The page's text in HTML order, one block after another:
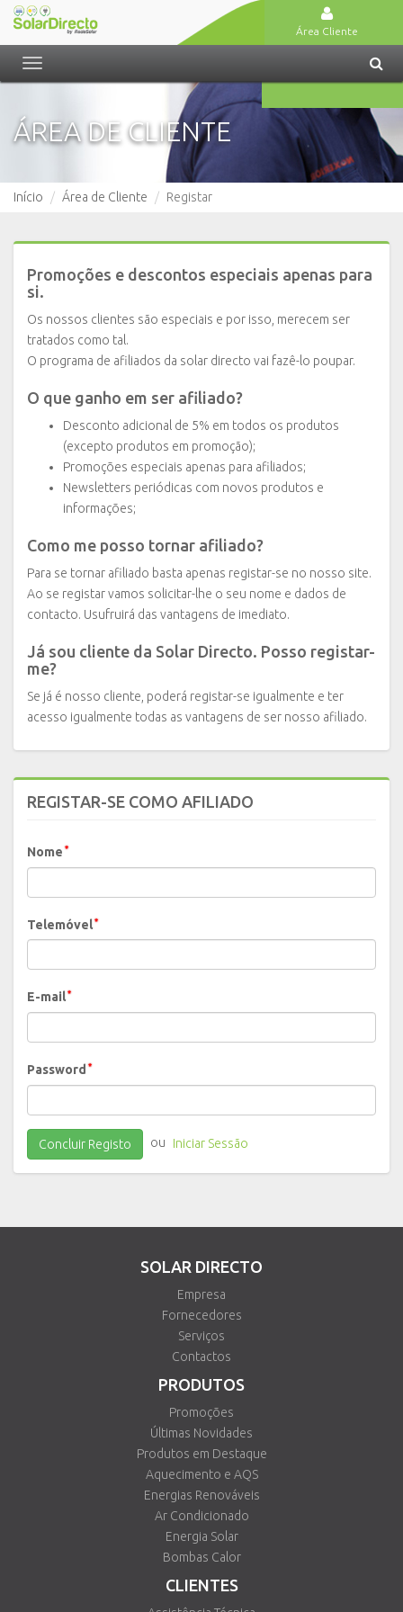
Área Cliente
Toggle
navigation
ÁREA DE CLIENTE
Início Área de Cliente Registar
Promoções e descontos especiais apenas para
si.
Os nossos clientes são especiais e por isso, merecem ser
tratados como tal.
O programa de afiliados da solar directo vai fazê-lo poupar.
O que ganho em ser afiliado?
Desconto adicional de 5% em todos os produtos
(excepto produtos em promoção);
Promoções especiais apenas para afiliados;
Newsletters periódicas com novos produtos e
informações;
Como me posso tornar afiliado?
Para se tornar afiliado basta apenas registar-se no nosso site.
Ao se registar vamos solicitar-lhe o seu nome e dados de
contacto. Usufruirá das vantagens de imediato.
Já sou cliente da Solar Directo. Posso registar-
me?
Se já é nosso cliente, poderá registar-se igualmente e ter
acesso igualmente todas as vantagens de ser nosso afiliado.
REGISTAR-SE COMO AFILIADO
Nome
Telemóvel
E-mail
Password
Concluir Registo ou Iniciar Sessão
SOLAR DIRECTO
Empresa
Fornecedores
Serviços
Contactos
PRODUTOS
Promoções
Últimas Novidades
Produtos em Destaque
Aquecimento e AQS
Energias Renováveis
Ar Condicionado
Energia Solar
Bombas Calor
CLIENTES